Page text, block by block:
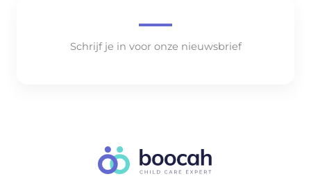
Schrijf je in voor onze nieuwsbrief